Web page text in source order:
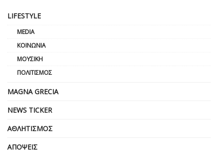
LIFESTYLE
MEDIA
ΚΟΙΝΩΝΊΑ
ΜΟΥΣΙΚΉ
ΠΟΛΙΤΙΣΜΌΣ
MAGNA GRECIA
NEWS TICKER
ΑΘΛΗΤΙΣΜΌΣ
ΑΠΌΨΕΙΣ